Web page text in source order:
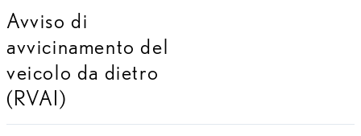
Avviso di
avvicinamento del
veicolo da dietro
(RVAI)